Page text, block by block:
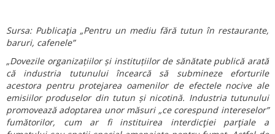
Sursa: Publicaţia „Pentru un mediu fără tutun în restaurante,
baruri, cafenele”
„Dovezile organizațiilor și instituțiilor de sănătate publică arată
că industria tutunului încearcă să submineze eforturile
acestora pentru protejarea oamenilor de efectele nocive ale
emisiilor produselor din tutun și nicotină. Industria tutunului
promovează adoptarea unor măsuri „ce corespund intereselor”
fumătorilor, cum ar fi instituirea interdicţiei parţiale a